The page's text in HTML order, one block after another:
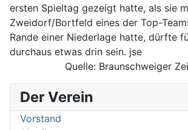
Der Verein
Vorstand
ersten Spieltag gezeigt hatte, als sie
Zweidorf/Bortfeld eines der Top-
Rande einer Niederlage hatte, dürfte
durchaus etwas drin sein. jse
Quelle: Braunschweiger